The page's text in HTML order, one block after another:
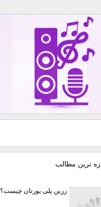
ترين مطالب
رزین پلی یورتان چیست؟